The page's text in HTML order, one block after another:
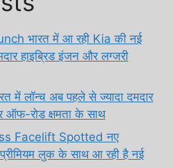
भारत में आ रही Kia की नई
हाइब्रिड इंजन और लग्जरी
में लॉन्च अब पहले से ज्यादा दमदार
ऑफ-रोड क्षमता के साथ
Facelift Spotted नए
प्रीमियम लुक के साथ आ रही है नई